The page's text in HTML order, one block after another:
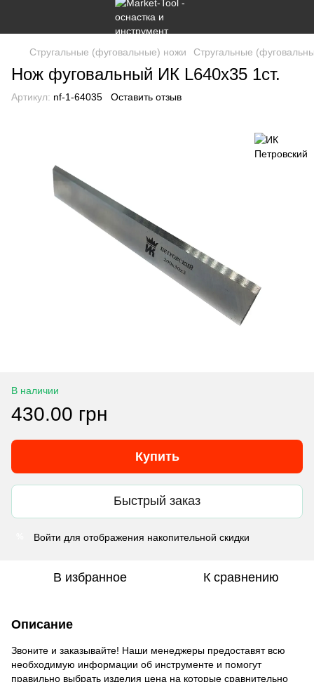
Стругальные (фуговальные) ножи Стругальные
Нож фуговальный ИК L640x35 1ст.
Артикул: nf-1-64035 Оставить отзыв
В наличии
430.00 грн
Купить
Быстрый заказ
Войти для отображения накопительной скидки
В избранное К сравнению
Описание
Звоните и заказывайте! Наши менеджеры предоставят всю
необходимую информации об инструменте и помогут
правильно выбрать изделия цена на которые сравнительно